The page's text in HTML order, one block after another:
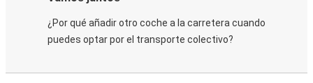
¿Por qué añadir otro coche a la carretera cuando
puedes optar por el transporte colectivo?